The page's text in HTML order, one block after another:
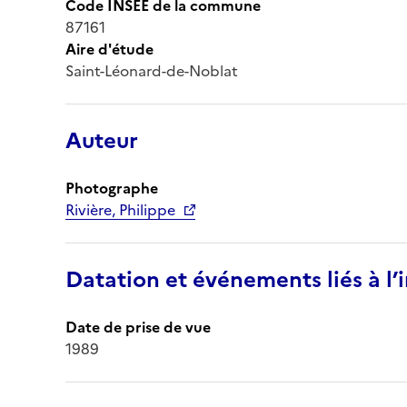
Code INSEE de la commune
87161
Aire d'étude
Saint-Léonard-de-Noblat
Auteur
Photographe
Rivière, Philippe
Datation et événements liés à
Date de prise de vue
1989